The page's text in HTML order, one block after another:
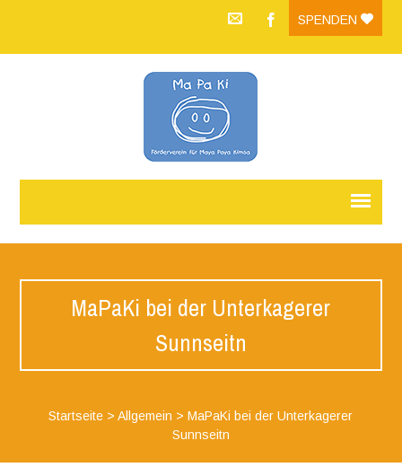
SPENDEN
MaPaKi bei der Unterkagerer
Sunnseitn
Startseite >Allgemein >MaPaKi bei der Unterkagerer
Sunnseitn